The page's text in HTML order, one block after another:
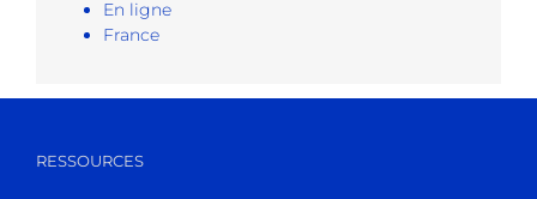
En ligne
France
RESSOURCES